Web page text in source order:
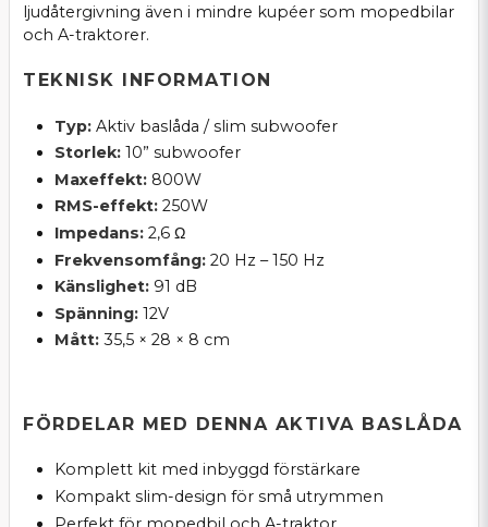
ljudåtergivning även i mindre kupéer som mopedbilar
och A-traktorer.
TEKNISK INFORMATION
Typ:Aktiv baslåda / slim subwoofer
Storlek:10” subwoofer
Maxeffekt:800W
RMS-effekt:250W
Impedans:2,6 Ω
Frekvensomfång:20 Hz – 150 Hz
Känslighet:91 dB
Spänning:12V
Mått:35,5 × 28 × 8 cm
FÖRDELAR MED DENNA AKTIVA BASLÅDA
Komplett kit med inbyggd förstärkare
Kompakt slim-design för små utrymmen